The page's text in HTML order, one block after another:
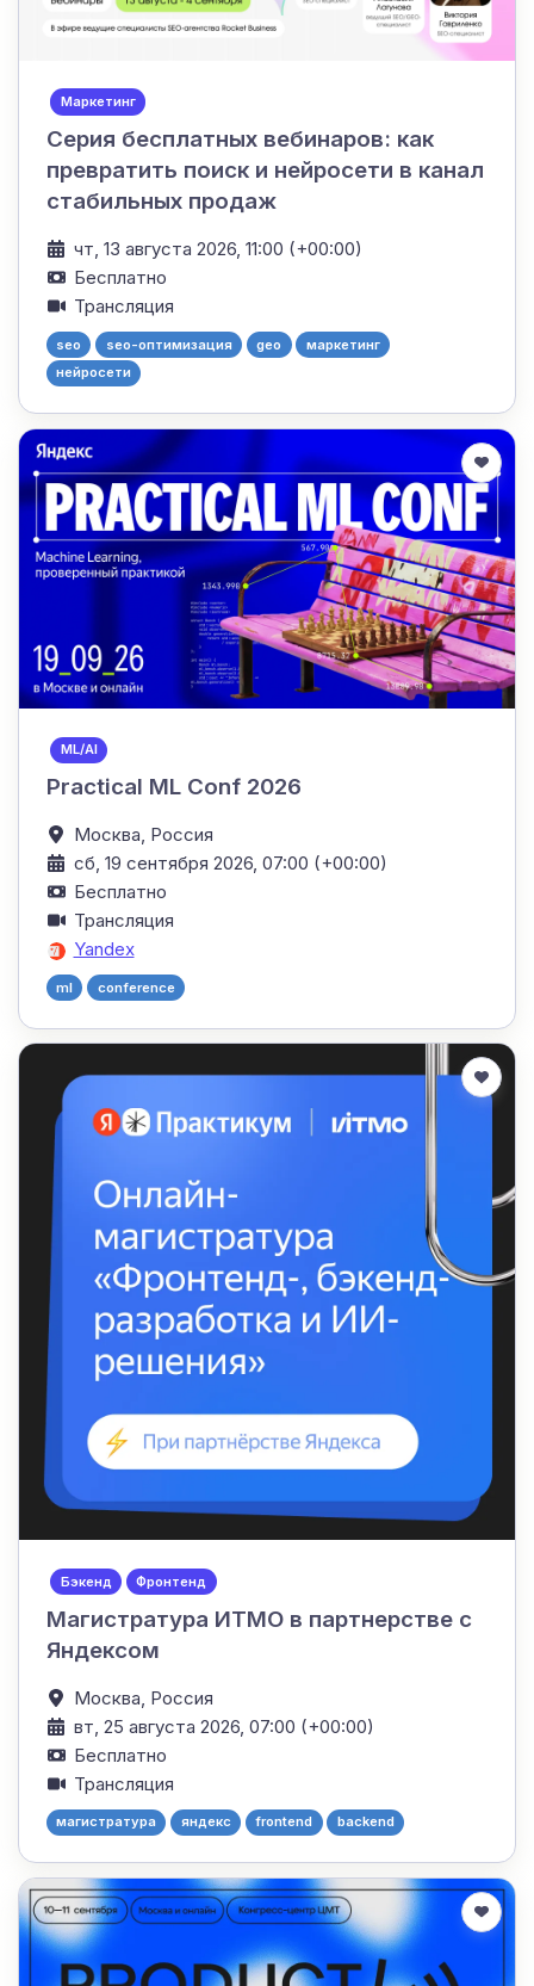
Маркетинг
Серия бесплатных вебинаров: как
превратить поиск и нейросети в канал
стабильных продаж
чт, 13 августа 2026, 11:00 (+00:00)
Бесплатно
Трансляция
seo seo-оптимизация geo
маркетинг
нейросети
ML/AI
Practical ML Conf 2026
Москва, Россия
сб, 19 сентября 2026, 07:00 (+00:00)
Бесплатно
Трансляция
Yandex
ml conference
Бэкенд Фронтенд
Магистратура ИТМО в партнерстве с
Яндексом
Москва, Россия
вт, 25 августа 2026, 07:00 (+00:00)
Бесплатно
Трансляция
магистратура яндекс frontend backend